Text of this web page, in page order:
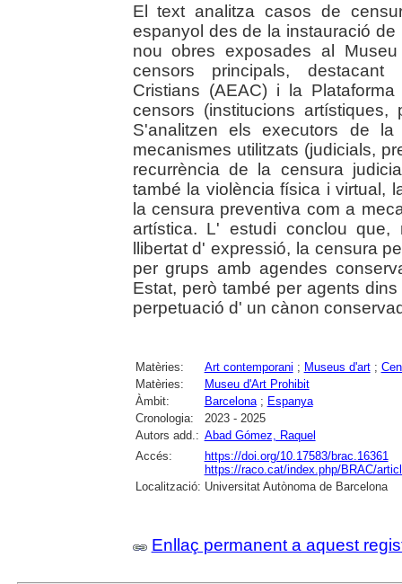
El text analitza casos de
espanyol des de la instauració
nou obres exposades al
censors principals, destacant
Cristians (AEAC) i la
censors (institucions artístiques,
S'analitzen els executors de
mecanismes utilitzats (judicials,
recurrència de la censura
també la violència física i virtual,
la censura preventiva com a
artística. L' estudi conclou que,
llibertat d' expressió, la censura
per grups amb agendes
Estat, però també per agents
perpetuació d' un cànon
Matèries: Art contemporani ; Museus d'art;
Matèries:
Museu d'Art Prohibit
Àmbit:
Barcelona; Espanya
Cronologia:
2023 - 2025
Autors add.: Abad Gómez, Raquel
Accés:
https://doi.org/10.17583/brac.16361
https://raco.cat/index.php/BRAC/
Localització: Universitat Autònoma de Barcelona
Enllaç permanent a aquest